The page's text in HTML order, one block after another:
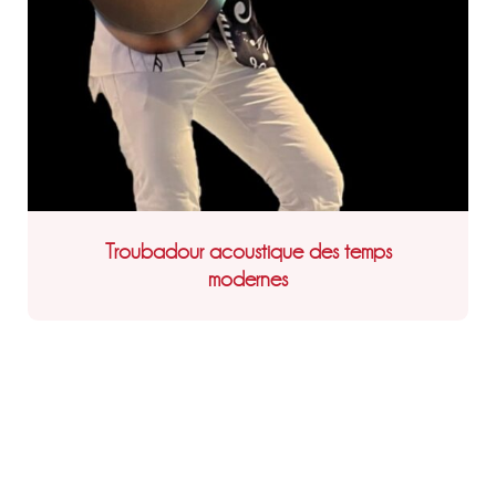
Troubadour acoustique des temps
modernes